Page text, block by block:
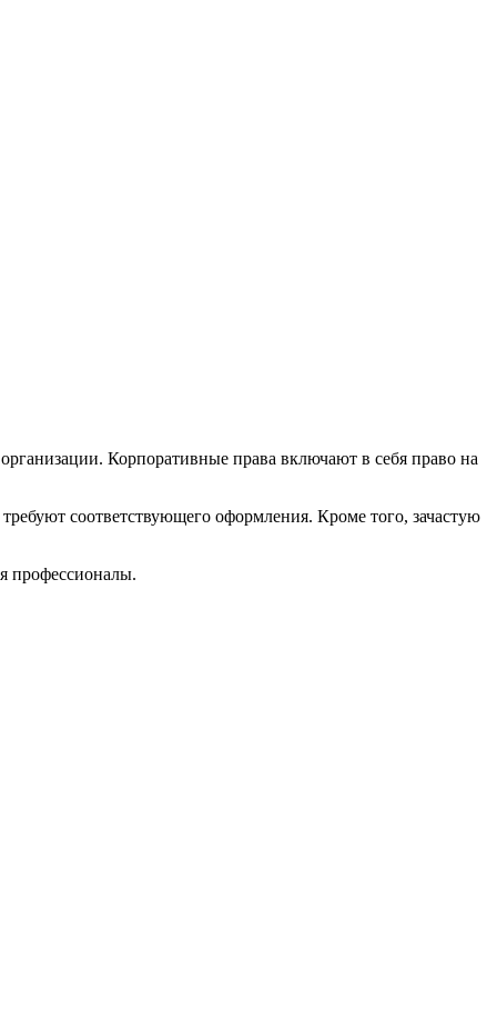
Корпоративные права включают в себя право на
соответствующего оформления. Кроме того, зачастую
профессионалы.